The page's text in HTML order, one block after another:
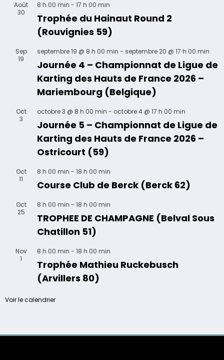
Août
30
8 h 00 min - 17 h 00 min
Trophée du Hainaut Round 2
(Rouvignies 59)
Sep
19
septembre 19 @ 8 h 00 min - septembre 20 @ 17 h 00 min
Journée 4 – Championnat de Ligue de
Karting des Hauts de France 2026 –
Mariembourg (Belgique)
Oct
3
octobre 3 @ 8 h 00 min - octobre 4 @ 17 h 00 min
Journée 5 – Championnat de Ligue de
Karting des Hauts de France 2026 –
Ostricourt (59)
Oct
11
8 h 00 min - 18 h 00 min
Course Club de Berck (Berck 62)
Oct
25
8 h 00 min - 18 h 00 min
TROPHEE DE CHAMPAGNE (Belval Sous
Chatillon 51)
Nov
1
8 h 00 min - 18 h 00 min
Trophée Mathieu Ruckebusch
(Arvillers 80)
Voir le calendrier